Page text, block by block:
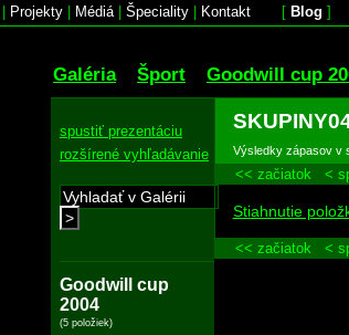
Projekty Médiá| Špeciality Kontakt [ Blog ]
Galéria Šport Goodwill cup
spustiť prezentáciu
rozšírené vyhľadávanie
>
Goodwill cup
2004
(5 položiek)
Výsledky zápasov v
<< začiatok <
Stiahnutie
<< začiatok <